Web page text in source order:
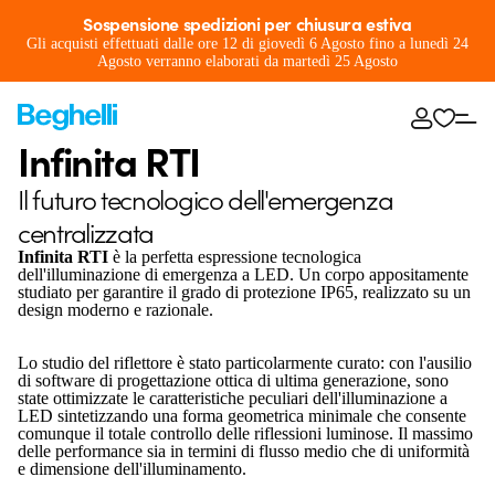
Sospensione spedizioni per chiusura estiva
Gli acquisti effettuati dalle ore 12 di giovedì 6 Agosto fino a lunedì 24
Agosto verranno elaborati da martedì 25 Agosto
Infinita RTI
Il futuro tecnologico dell'emergenza
centralizzata
Infinita RTI è la perfetta espressione tecnologica
dell'illuminazione di emergenza a LED. Un corpo appositamente
studiato per garantire il grado di protezione IP65, realizzato su un
design moderno e razionale.
Lo studio del riflettore è stato particolarmente curato: con l'ausilio
di software di progettazione ottica di ultima generazione, sono
state ottimizzate le caratteristiche peculiari dell'illuminazione a
LED sintetizzando una forma geometrica minimale che consente
comunque il totale controllo delle riflessioni luminose. Il massimo
delle performance sia in termini di flusso medio che di uniformità
e dimensione dell'illuminamento.